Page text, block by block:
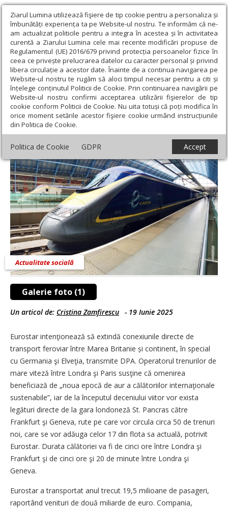
Ziarul Lumina utilizează fişiere de tip cookie pentru a personaliza și
îmbunătăți experiența ta pe Website-ul nostru. Te informăm că ne-
am actualizat politicile pentru a integra în acestea și în activitatea
curentă a Ziarului Lumina cele mai recente modificări propuse de
Regulamentul (UE) 2016/679 privind protecția persoanelor fizice în
ceea ce privește prelucrarea datelor cu caracter personal și privind
libera circulație a acestor date. Înainte de a continua navigarea pe
Website-ul nostru te rugăm să aloci timpul necesar pentru a citi și
înțelege conținutul Politicii de Cookie. Prin continuarea navigării pe
Website-ul nostru confirmi acceptarea utilizării fişierelor de tip
cookie conform Politicii de Cookie. Nu uita totuși că poți modifica în
orice moment setările acestor fişiere cookie urmând instrucțiunile
din Politica de Cookie.
Politica de Cookie GDPR Accept
Ziarul Lumina › Societate › Actualitate socială › Noi trenuri de
mare viteză pe sub Canalul Mânecii
Noi trenuri de mare viteză pe sub Canalul
Mânecii
Galerie foto (1)
Actualitate socială
Un articol de: Cristina Zamfirescu - 19 Iunie 2025
Eurostar intenţionează să extindă conexiunile directe de
transport feroviar între Marea Britanie și continent, în special
cu Germania şi Elveţia, transmite DPA. Operatorul trenurilor de
mare viteză între Londra şi Paris susţine că omenirea
beneficiază de „noua epocă de aur a călătoriilor internaţionale
sustenabile”, iar de la începutul deceniului viitor vor exista
legături directe de la gara londoneză St. Pancras către
Frankfurt şi Geneva, rute pe care vor circula circa 50 de trenuri
noi, care se vor adăuga celor 17 din flota sa actuală, potrivit
Eurostar. Durata călătoriei va fi de cinci ore între Londra şi
Frankfurt şi de cinci ore şi 20 de minute între Londra şi
Geneva.
Eurostar a transportat anul trecut 19,5 milioane de pasageri,
raportând venituri de două miliarde de euro. Compania,